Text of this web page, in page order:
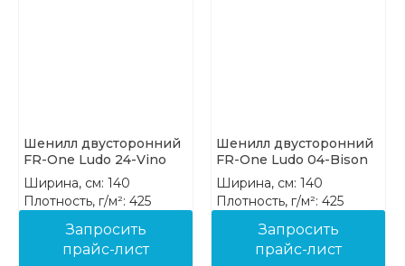
Шенилл двусторонний
FR-One Ludo 24-Vino
Ширина, см: 140
Плотность, г/м²: 425
Запросить
прайс-лист
Шенилл двусторонний
FR-One Ludo 04-Bison
Ширина, см: 140
Плотность, г/м²: 425
Запросить
прайс-лист